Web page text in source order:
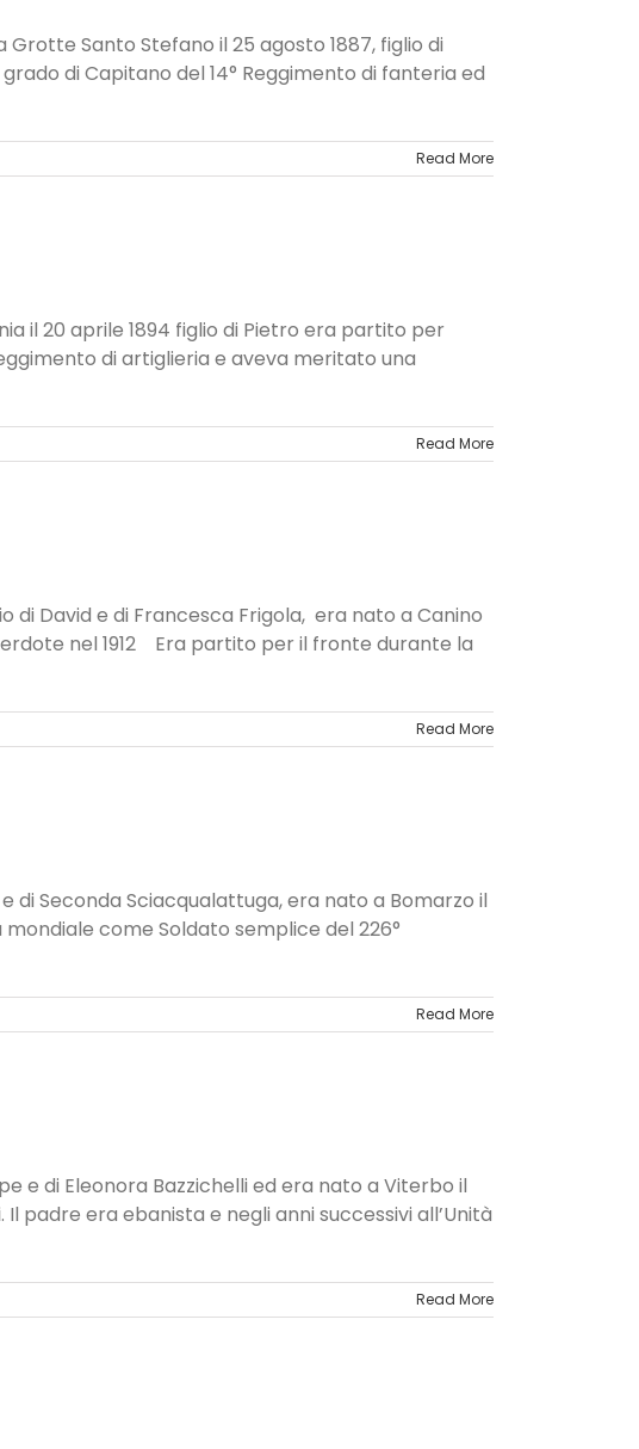
Santo Stefano il 25 agosto 1887, figlio di
di Capitano del 14° Reggimento di fanteria ed
Read More
il 20 aprile 1894 figlio di Pietro era partito per
di artiglieria e aveva meritato una
Read More
di David e di Francesca Frigola, era nato a Canino
nel 1912 Era partito per il fronte durante la
Read More
di Seconda Sciacqualattuga, era nato a Bomarzo il
come Soldato semplice del 226°
Read More
e di Eleonora Bazzichelli ed era nato a Viterbo il
padre era ebanista e negli anni successivi all’Unità
Read More